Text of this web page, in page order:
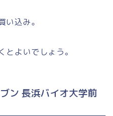
込み。
よいでしょう。
ン 長浜バイオ大学前